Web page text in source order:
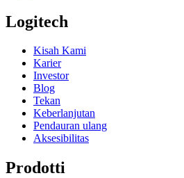
Logitech
Kisah Kami
Karier
Investor
Blog
Tekan
Keberlanjutan
Pendauran ulang
Aksesibilitas
Prodotti